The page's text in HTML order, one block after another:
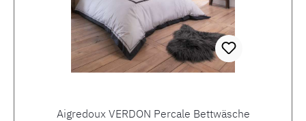
Aigredoux VERDON Percale Bettwäsche